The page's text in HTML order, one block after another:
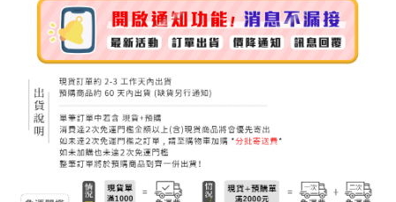
全家取貨付款
每筆NT$80，滿NT$999(含以上)免運費
每筆NT$80，滿NT$999(含以上)免運費
7-11取貨付款
每筆NT$80，滿NT$999(含以上)免運費
7-11純取貨 (先付款